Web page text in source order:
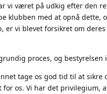
vi været på udkig efter den
klubben med at opnå
er vi blevet forsikret om
proces, og
tage os god tid til at
os. Vi har det privilegium,